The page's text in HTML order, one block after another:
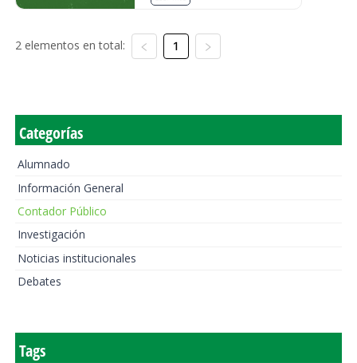
2 elementos en total: 1
Categorías
Alumnado
Información General
Contador Público
Investigación
Noticias institucionales
Debates
Tags